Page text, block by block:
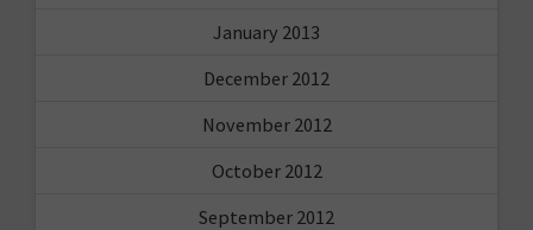
January 2013
December 2012
November 2012
October 2012
September 2012